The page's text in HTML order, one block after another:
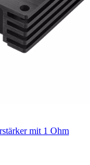
mit 1 Ohm